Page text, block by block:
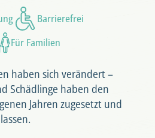
Barrierefrei
Für Familien
haben sich verändert –
Schädlinge haben den
Jahren zugesetzt und